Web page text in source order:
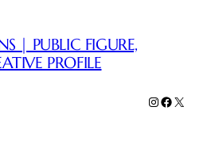
| PUBLIC FIGURE,
PROFILE
Instagram
Facebook
X